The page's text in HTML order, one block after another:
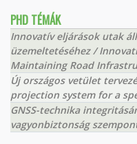
PHD TÉMÁK
Innovatív eljárások utak
üzemeltetéséhez /
Maintaining Road
Új országos vetület
projection system for a
GNSS-technika
vagyonbiztonság